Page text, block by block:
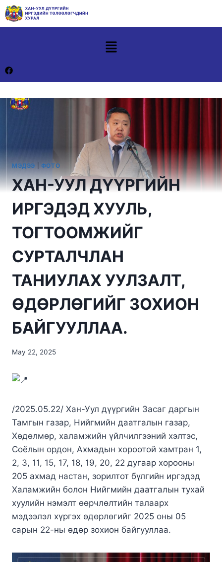
МЭДЭЭ ФОТО
ХАН-УУЛ ДҮҮРГИЙН
ИРГЭДЭД ХУУЛЬ,
ТОГТООМЖИЙГ
СУРТАЛЧЛАН
ТАНИУЛАХ УУЛЗАЛТ,
ӨДӨРЛӨГИЙГ ЗОХИОН
БАЙГУУЛЛАА.
May 22, 2025
/2025.05.22/ Хан-Уул дүүргийн Засаг даргын
Тамгын газар, Нийгмийн даатгалын газар,
Хөдөлмөр, халамжийн үйлчилгээний хэлтэс,
Соёлын ордон, Ахмадын хороотой хамтран 1,
2, 3, 11, 15, 17, 18, 19, 20, 22 дугаар хорооны
205 ахмад настан, зорилтот бүлгийн иргэдэд
Халамжийн болон Нийгмийн даатгалын тухай
хуулийн нэмэлт өөрчлөлтийн талаарх
мэдээлэл хүргэх өдөрлөгийг 2025 оны 05
сарын 22-ны өдөр зохион байгууллаа.